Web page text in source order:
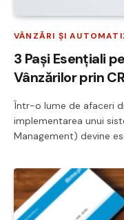
VÂNZĂRI ȘI
3 Pași Esențiali
Vânzărilor prin
Într-o lume de afaceri
implementarea unui
Management) devine